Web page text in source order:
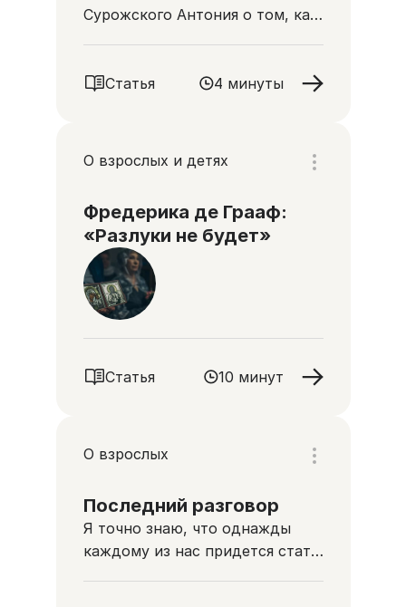
Сурожского Антония о том, как
Статья
4 минуты
О взрослых и детях
Фредерика де Грааф:
«Разлуки не будет»
Статья 10 минут
О взрослых
Последний разговор
Я точно знаю, что однажды
каждому из нас придется стать